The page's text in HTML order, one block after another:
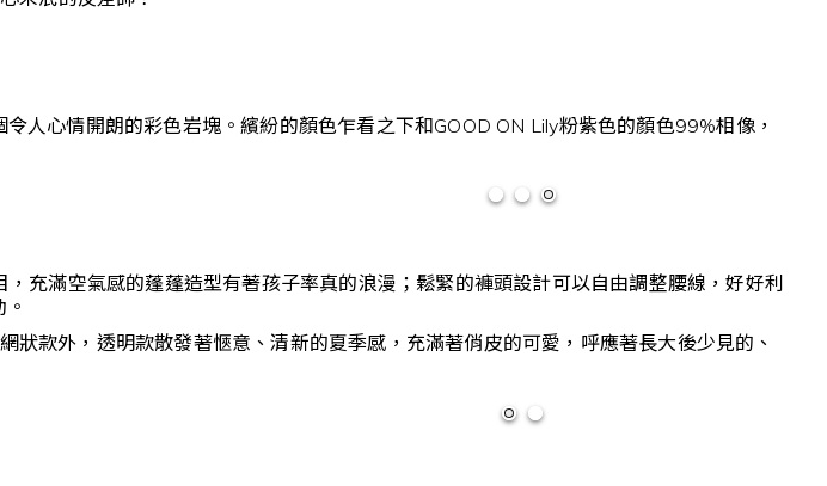
人心情開朗的彩色岩塊。繽紛的顏色乍看之下和GOOD ON Lily粉紫色的顏色99%相像，
充滿空氣感的蓬蓬造型有著孩子率真的浪漫；鬆緊的褲頭設計可以自由調整腰線，好好利
狀款外，透明款散發著愜意、清新的夏季感，充滿著俏皮的可愛，呼應著長大後少見的、